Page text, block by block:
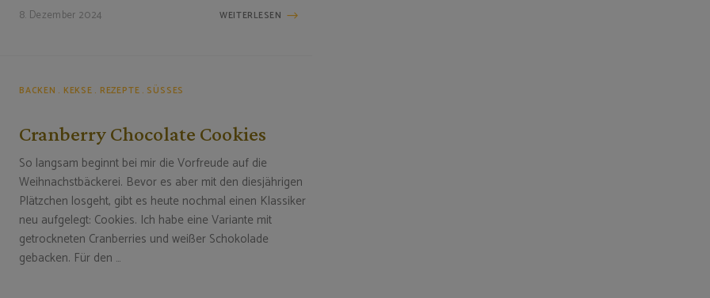
8. Dezember 2024 WEITERLESEN
BACKEN KEKSE REZEPTE SÜSSES
Cranberry Chocolate Cookies
So langsam beginnt bei mir die Vorfreude auf die
Weihnachstbäckerei. Bevor es aber mit den diesjährigen
Plätzchen losgeht, gibt es heute nochmal einen Klassiker
neu aufgelegt: Cookies. Ich habe eine Variante mit
getrockneten Cranberries und weißer Schokolade
gebacken. Für den …